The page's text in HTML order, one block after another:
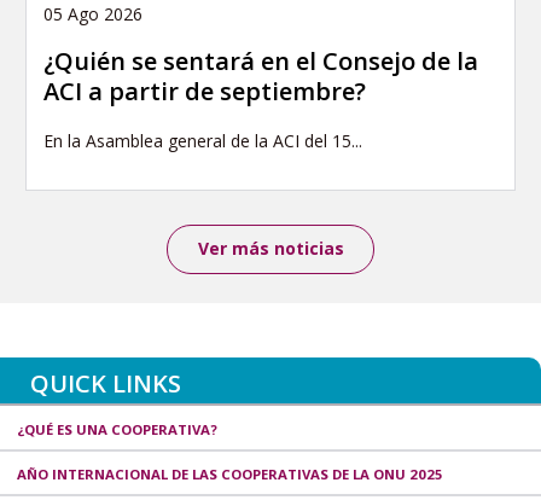
05 Ago 2026
¿Quién se sentará en el Consejo de la
ACI a partir de septiembre?
En la Asamblea general de la ACI del 15...
Ver más noticias
QUICK LINKS
¿QUÉ ES UNA COOPERATIVA?
AÑO INTERNACIONAL DE LAS COOPERATIVAS DE LA ONU 2025